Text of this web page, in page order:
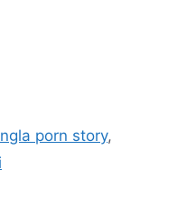
porn story,